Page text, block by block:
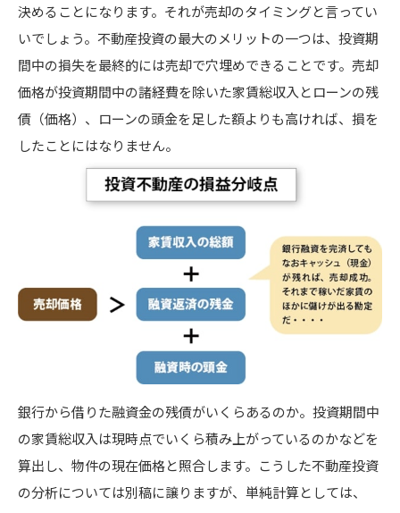
決めることになります。それが売却のタイミングと言ってい
いでしょう。不動産投資の最大のメリットの一つは、投資期
間中の損失を最終的には売却で穴埋めできることです。売却
価格が投資期間中の諸経費を除いた家賃総収入とローンの残
債（価格）、ローンの頭金を足した額よりも高ければ、損を
したことにはなりません。
銀行から借りた融資金の残債がいくらあるのか。投資期間中
の家賃総収入は現時点でいくら積み上がっているのかなどを
算出し、物件の現在価格と照合します。こうした不動産投資
の分析については別稿に譲りますが、単純計算としては、